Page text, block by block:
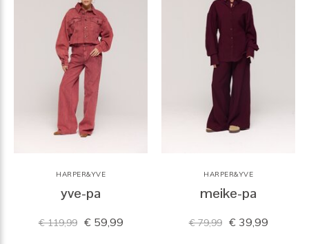
HARPER&YVE
yve-pa
€ 119,99 € 59,99
HARPER&YVE
meike-pa
€ 79,99 € 39,99